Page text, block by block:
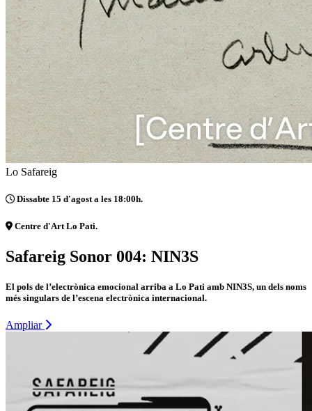
Lo Safareig
Dissabte 15 d'agost a les 18:00h.
Centre d'Art Lo Pati.
Safareig Sonor 004: NIN3S
El pols de l’electrònica emocional arriba a Lo Pati amb NIN3S, un dels noms
més singulars de l’escena electrònica internacional.
Ampliar